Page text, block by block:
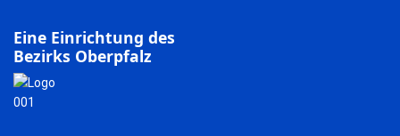
Eine Einrichtung des
Bezirks Oberpfalz